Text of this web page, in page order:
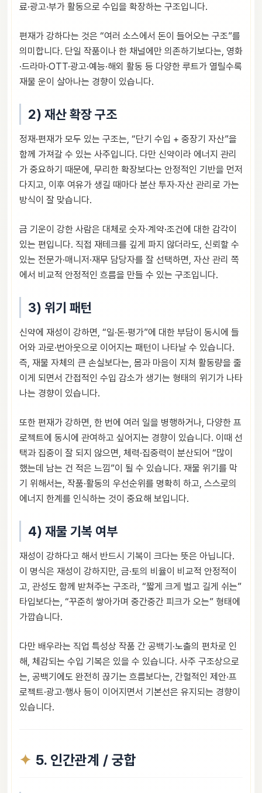
료·광고·부가 활동으로 수입을 확장하는 구조입니다.
편재가 강하다는 것은 “여러 소스에서 돈이 들어오는 구조”를
의미합니다. 단일 작품이나 한 채널에만 의존하기보다는, 영화
·드라마·OTT·광고·예능·해외 활동 등 다양한 루트가 열릴수록
재물 운이 살아나는 경향이 있습니다.
2) 재산 확장 구조
정재·편재가 모두 있는 구조는, “단기 수입 + 중장기 자산”을
함께 가져갈 수 있는 사주입니다. 다만 신약이라 에너지 관리
가 중요하기 때문에, 무리한 확장보다는 안정적인 기반을 먼저
다지고, 이후 여유가 생길 때마다 분산 투자·자산 관리로 가는
방식이 잘 맞습니다.
금 기운이 강한 사람은 대체로 숫자·계약·조건에 대한 감각이
있는 편입니다. 직접 재테크를 깊게 파지 않더라도, 신뢰할 수
있는 전문가·매니저·재무 담당자를 잘 선택하면, 자산 관리 쪽
에서 비교적 안정적인 흐름을 만들 수 있는 구조입니다.
3) 위기 패턴
신약에 재성이 강하면, “일·돈·평가”에 대한 부담이 동시에 들
어와 과로·번아웃으로 이어지는 패턴이 나타날 수 있습니다.
즉, 재물 자체의 큰 손실보다는, 몸과 마음이 지쳐 활동량을 줄
이게 되면서 간접적인 수입 감소가 생기는 형태의 위기가 나타
나는 경향이 있습니다.
또한 편재가 강하면, 한 번에 여러 일을 병행하거나, 다양한 프
로젝트에 동시에 관여하고 싶어지는 경향이 있습니다. 이때 선
택과 집중이 잘 되지 않으면, 체력·집중력이 분산되어 “많이
했는데 남는 건 적은 느낌”이 될 수 있습니다. 재물 위기를 막
기 위해서는, 작품·활동의 우선순위를 명확히 하고, 스스로의
에너지 한계를 인식하는 것이 중요해 보입니다.
4) 재물 기복 여부
재성이 강하다고 해서 반드시 기복이 크다는 뜻은 아닙니다.
이 명식은 재성이 강하지만, 금·토의 비율이 비교적 안정적이
고, 관성도 함께 받쳐주는 구조라, “짧게 크게 벌고 길게 쉬는”
타입보다는, “꾸준히 쌓아가며 중간중간 피크가 오는” 형태에
가깝습니다.
다만 배우라는 직업 특성상 작품 간 공백기·노출의 편차로 인
해, 체감되는 수입 기복은 있을 수 있습니다. 사주 구조상으로
는, 공백기에도 완전히 끊기는 흐름보다는, 간헐적인 제안·프
로젝트·광고·행사 등이 이어지면서 기본선은 유지되는 경향이
있습니다.
5. 인간관계 / 궁합